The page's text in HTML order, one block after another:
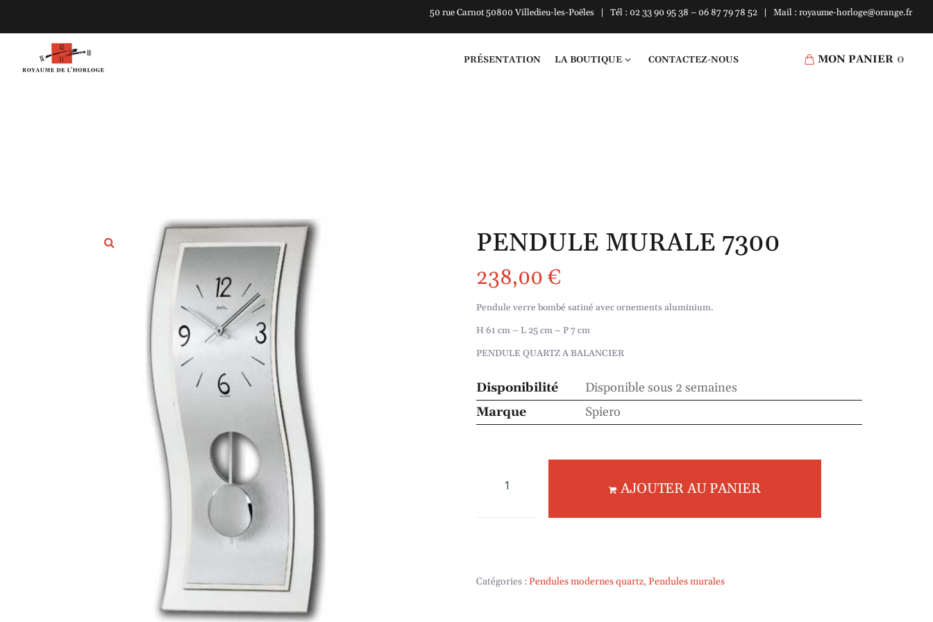
50 rue Carnot 50800 Villedieu-les-Poëles | Tél : 02 33 90 95 38 – 06 87 79 78 52 | Mail : royaume-horloge@orange.fr
PRÉSENTATION LA BOUTIQUE CONTACTEZ-NOUS MON PANIER 0
PENDULE MURALE 7300
238,00 €
Pendule verre bombé satiné avec ornements aluminium.
H 61 cm – L 25 cm – P 7 cm
PENDULE QUARTZ A BALANCIER
Disponibilité
Disponible sous 2 semaines
Marque
Spiero
AJOUTER AU PANIER
Catégories :Pendules modernes quartz, Pendules murales